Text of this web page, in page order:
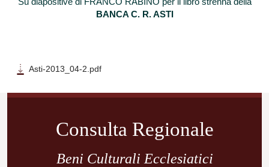
BANCA C. R. ASTI
Asti-2013_04-2.pdf
Navigazione
Consulta Regionale
Beni Culturali Ecclesiatici